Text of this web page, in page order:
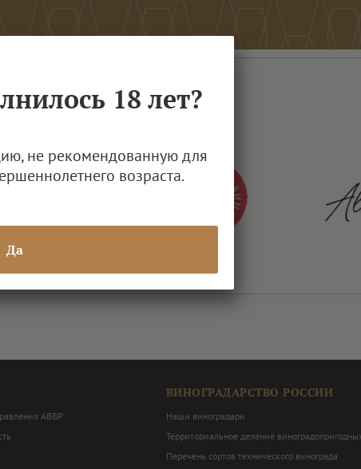
АВВР
ВИНОГРАДАРСТВО РОССИИ
Наши виноградари
Территориальное деление
Перечень сортов технического винограда
18 лет?
не рекомендованную для
возраста.
Да